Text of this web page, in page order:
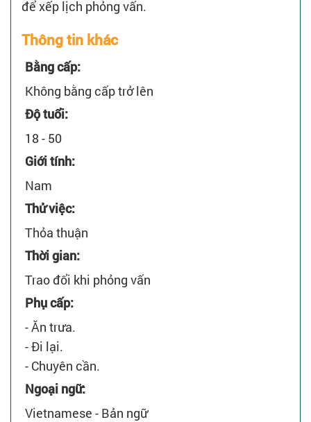
để xếp lịch phỏng vấn.
Thông tin khác
Bằng cấp:
Không bằng cấp trở lên
Độ tuổi:
18 - 50
Giới tính:
Nam
Thử việc:
Thỏa thuận
Thời gian:
Trao đổi khi phỏng vấn
Phụ cấp:
- Ăn trưa.
- Đi lại.
- Chuyên cần.
Ngoại ngữ:
Vietnamese - Bản ngữ